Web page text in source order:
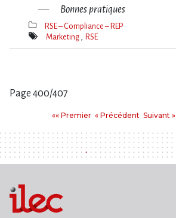
Bonnes pratiques
Thèmes(s)
RSE – Compliance – REP
Mot(s)-
Marketing RSE
Page 400/407
«« PremierPremier
« PrécédentPrécédent
Suivant
Suivant »